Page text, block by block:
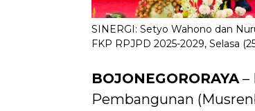
SINERGI: Setyo Wahono dan
FKP RPJPD 2025-2029, Selasa
BOJONEGORORAYA–
Pembangunan